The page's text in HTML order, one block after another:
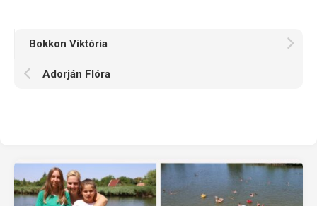
Bokkon Viktória
Adorján Flóra